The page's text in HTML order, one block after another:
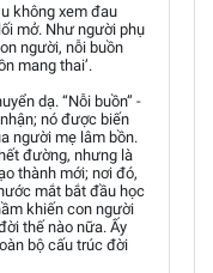
không xem đau
mở. Như người phụ
người, nỗi buồn
mang thai’.
dạ. “Nỗi buồn” -
nó được biến
người mẹ lâm bồn.
đường, nhưng là
thành mới; nơi đó,
mắt bắt đầu học
khiến con người
thế nào nữa. Ấy
bộ cấu trúc đời